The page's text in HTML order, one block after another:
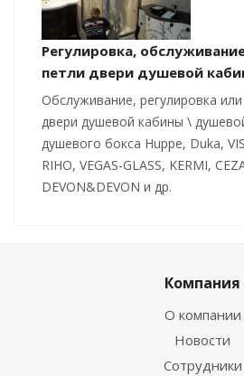
Регулировка,
петли двери душевой
Обслуживание, регулировка
двери душевой кабины \
душевого бокса Huppe, Duka,
RIHO, VEGAS-GLASS, KERMI,
DEVON&DEVON и др.
Компания
О компании
Новости
Сотрудники